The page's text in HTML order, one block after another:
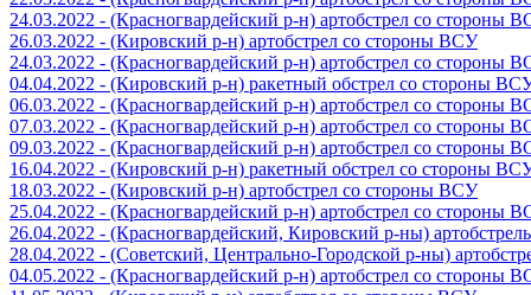
24.03.2022 - (Красногвардейский р-н) артобстрел со стороны
26.03.2022 - (Кировский р-н) артобстрел со стороны ВСУ
24.03.2022 - (Красногвардейский р-н) артобстрел со стороны
04.04.2022 - (Кировский р-н) ракетный обстрел со стороны
06.03.2022 - (Красногвардейский р-н) артобстрел со стороны
07.03.2022 - (Красногвардейский р-н) артобстрел со стороны
09.03.2022 - (Красногвардейский р-н) артобстрел со стороны
16.04.2022 - (Кировский р-н) ракетный обстрел со стороны
18.03.2022 - (Кировский р-н) артобстрел со стороны ВСУ
25.04.2022 - (Красногвардейский р-н) артобстрел со стороны
26.04.2022 - (Красногвардейский, Кировский р-ны)
28.04.2022 - (Советский, Центрально-Городской р-ны)
04.05.2022 - (Красногвардейский р-н) артобстрел со стороны